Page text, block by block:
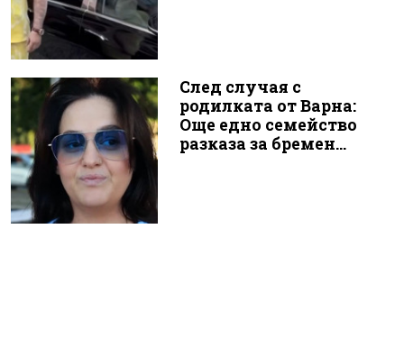
След случая с
родилката от Варна:
Още едно семейство
разказа за бремен...